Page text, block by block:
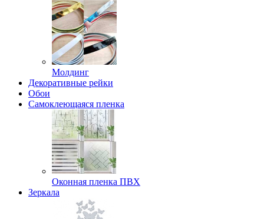
Молдинг
Декоративные рейки
Обои
Самоклеющаяся пленка
Оконная пленка ПВХ
Зеркала